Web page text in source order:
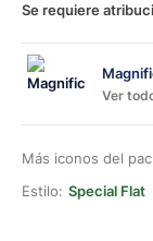
Se requiere
Ver
Más iconos del
Estilo: Special Flat